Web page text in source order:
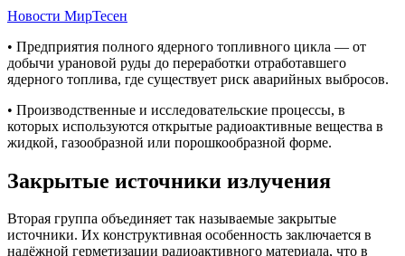
Новости МирТесен
• Предприятия полного ядерного топливного цикла — от
добычи урановой руды до переработки отработавшего
ядерного топлива, где существует риск аварийных выбросов.
• Производственные и исследовательские процессы, в
которых используются открытые радиоактивные вещества в
жидкой, газообразной или порошкообразной форме.
Закрытые источники излучения
Вторая группа объединяет так называемые закрытые
источники. Их конструктивная особенность заключается в
надёжной герметизации радиоактивного материала, что в